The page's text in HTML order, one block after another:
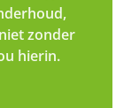
zonder
hierin.